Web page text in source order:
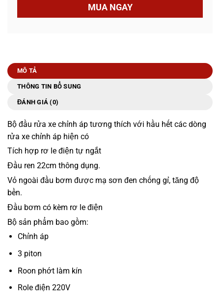
MUA NGAY
MÔ TẢ
THÔNG TIN BỔ SUNG
ĐÁNH GIÁ (0)
Bộ đầu rửa xe chỉnh áp tương thích với hầu hết các dòng
rửa xe chỉnh áp hiện có
Tích hợp rơ le điện tự ngắt
Đầu ren 22cm thông dụng.
Vỏ ngoài đầu bơm được mạ sơn đen chống gỉ, tăng độ
bền.
Đầu bơm có kèm rơ le điện
Bộ sản phẩm bao gồm:
Chỉnh áp
3 piton
Roon phớt làm kín
Role điện 220V